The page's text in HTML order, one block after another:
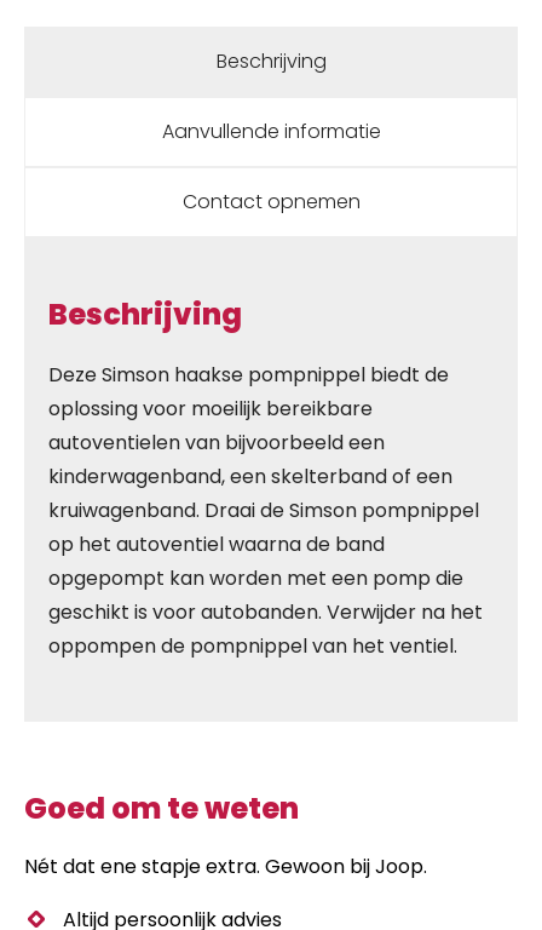
Beschrijving
Aanvullende informatie
Contact opnemen
Beschrijving
Deze Simson haakse pompnippel biedt de
oplossing voor moeilijk bereikbare
autoventielen van bijvoorbeeld een
kinderwagenband, een skelterband of een
kruiwagenband. Draai de Simson pompnippel
op het autoventiel waarna de band
opgepompt kan worden met een pomp die
geschikt is voor autobanden. Verwijder na het
oppompen de pompnippel van het ventiel.
Goed om te weten
Nét dat ene stapje extra. Gewoon bij Joop.
Altijd persoonlijk advies